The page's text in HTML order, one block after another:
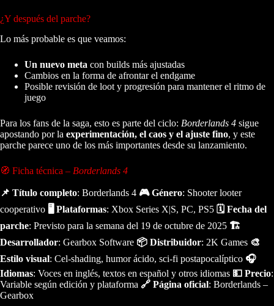
¿Y después del parche?
Lo más probable es que veamos:
Un nuevo meta con builds más ajustadas
Cambios en la forma de afrontar el endgame
Posible revisión de loot y progresión para mantener el ritmo de
juego
Para los fans de la saga, esto es parte del ciclo: Borderlands 4 sigue
apostando por la experimentación, el caos y el ajuste fino, y este
parche parece uno de los más importantes desde su lanzamiento.
🧭 Ficha técnica – Borderlands 4
📌 Título completo: Borderlands 4 🎮 Género: Shooter looter
cooperativo 🖥️ Plataformas: Xbox Series X|S, PC, PS5 🗓️ Fecha del
parche: Previsto para la semana del 19 de octubre de 2025 🏗️
Desarrollador: Gearbox Software 📦 Distribuidor: 2K Games 🎨
Estilo visual: Cel-shading, humor ácido, sci-fi postapocalíptico 🎧
Idiomas: Voces en inglés, textos en español y otros idiomas 💵 Precio:
Variable según edición y plataforma 🔗 Página oficial: Borderlands –
Gearbox